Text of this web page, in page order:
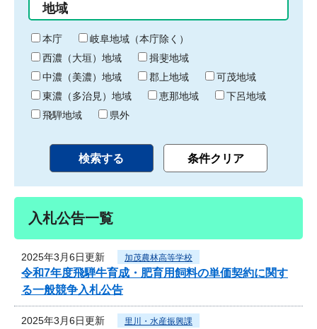
り
終
わ
り
地域
本庁
岐阜地域（本庁除く）
西濃（大垣）地域
揖斐地域
中濃（美濃）地域
郡上地域
可茂地域
東濃（多治見）地域
恵那地域
下呂地域
飛騨地域
県外
入札公告一覧
2025年3月6日更新 加茂農林高等学校
令和7年度飛騨牛育成・肥育用飼料の単価契約に関す
る一般競争入札公告
2025年3月6日更新 里川・水産振興課